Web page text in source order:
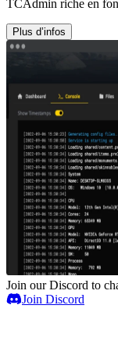
TCAdmin riche en
Plus d’infos
Join our Discord to
Join Discord